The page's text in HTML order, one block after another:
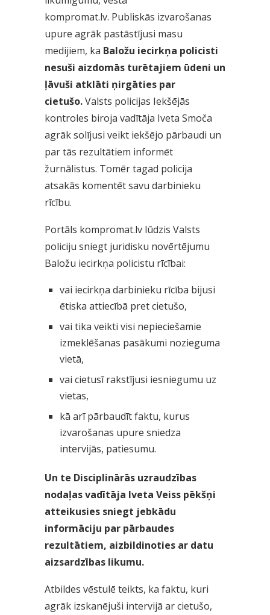
kompromat.lv. Publiskās izvarošanas
upure agrāk pastāstījusi masu
medijiem, ka Baložu iecirkņa policisti
nesuši aizdomās turētajiem ūdeni un
ļāvuši atklāti ņirgāties par
cietušo.Valsts policijas Iekšējās
kontroles biroja vadītāja Iveta Smoča
agrāk solījusi veikt iekšējo pārbaudi un
par tās rezultātiem informēt
žurnālistus. Tomēr tagad policija
atsakās komentēt savu darbinieku
rīcību.
Portāls kompromat.lv lūdzis Valsts
policiju sniegt juridisku novērtējumu
Baložu iecirkņa policistu rīcībai:
vai iecirkņa darbinieku rīcība bijusi
ētiska attiecībā pret cietušo,
vai tika veikti visi nepieciešamie
izmeklēšanas pasākumi nozieguma
vietā,
vai cietusī rakstījusi iesniegumu uz
vietas,
kā arī pārbaudīt faktu, kurus
izvarošanas upure sniedza
intervijās, patiesumu.
Un te Disciplinārās uzraudzības
nodaļas vadītāja Iveta Veiss pēkšņi
atteikusies sniegt jebkādu
informāciju par pārbaudes
rezultātiem, aizbildinoties ar datu
aizsardzības likumu.
Atbildes vēstulē teikts, ka faktu, kuri
agrāk izskanējuši intervijā ar cietušo,